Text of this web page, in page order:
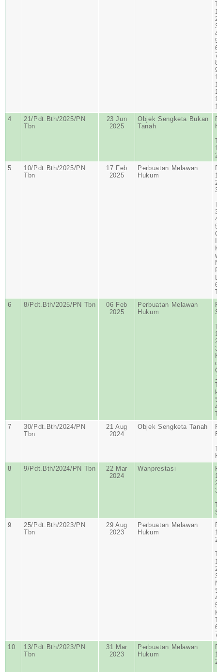
4
21/Pdt.Bth/2025/PN
Tbn
23 Jun
2025
Objek Sengketa Bukan
Tanah
5
10/Pdt.Bth/2025/PN
Tbn
17 Feb
2025
Perbuatan Melawan
Hukum
6
8/Pdt.Bth/2025/PN Tbn
06 Feb
2025
Perbuatan Melawan
Hukum
7
30/Pdt.Bth/2024/PN
Tbn
21 Aug
2024
Objek Sengketa Tanah
8
9/Pdt.Bth/2024/PN Tbn
22 Mar
2024
Wanprestasi
9
25/Pdt.Bth/2023/PN
Tbn
29 Aug
2023
Perbuatan Melawan
Hukum
10
13/Pdt.Bth/2023/PN
Tbn
31 Mar
2023
Perbuatan Melawan
Hukum